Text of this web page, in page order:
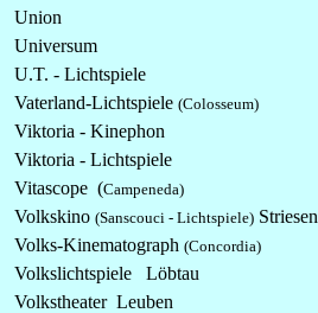
Union
Universum
U.T. - Lichtspiele
Vaterland-Lichtspiele (Colosseum)
Viktoria - Kinephon
Viktoria - Lichtspiele
Vitascope (Campeneda)
Volkskino (Sanscouci - Lichtspiele) Striesen
Volks-Kinematograph (Concordia)
Volkslichtspiele Löbtau
Volkstheater Leuben